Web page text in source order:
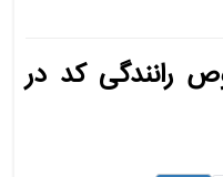
رانندگی کد در